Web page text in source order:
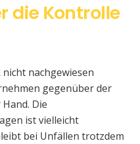
die Kontrolle
nachgewiesen
gegenüber der
Die
ist vielleicht
bei Unfällen trotzdem